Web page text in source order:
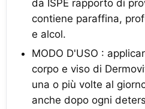
da ISPE rapporto di
contiene paraffina,
e alcol.
MODO D'USO :
corpo e viso di
una o più volte al
anche dopo ogni